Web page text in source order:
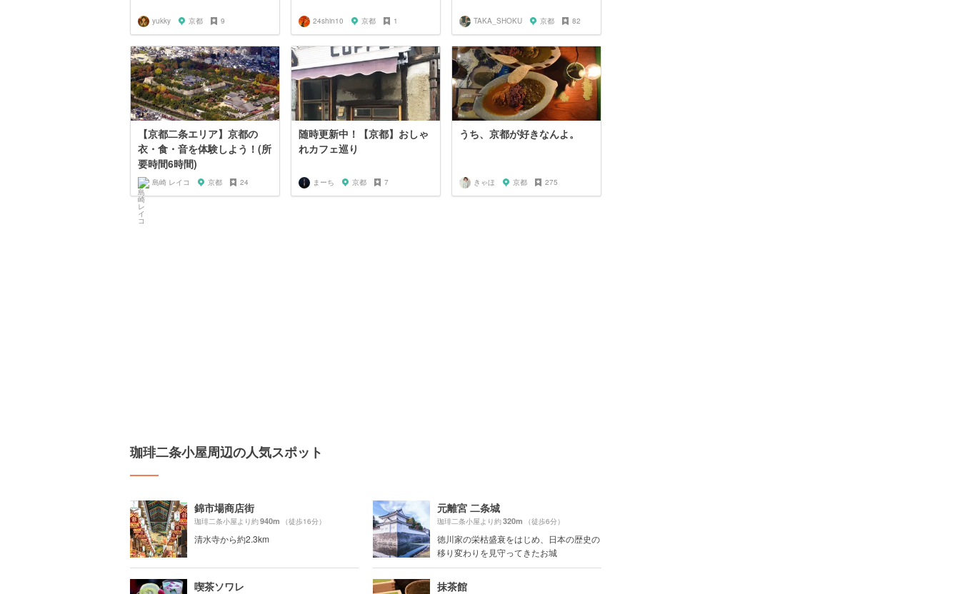
yukky 京都 9 24shin10 京都 1 TAKA_SHOKU 京都 82
【京都二条エリア】京都の
衣・食・音を体験しよう！(所
要時間6時間)
島崎 レイコ 京都 24
随時更新中！【京都】おしゃ
れカフェ巡り
まーち 京都 7
うち、京都が好きなんよ。
きゃほ 京都 275
珈琲二条小屋周辺の人気スポット
錦市場商店街
珈琲二条小屋より約940m （徒歩16分）
清水寺から約2.3km
元離宮 二条城
珈琲二条小屋より約320m （徒歩6分）
徳川家の栄枯盛衰をはじめ、日本の歴史の
移り変わりを見守ってきたお城
喫茶ソワレ 抹茶館